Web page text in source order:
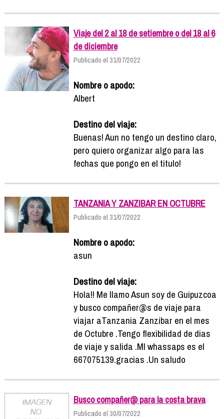
Viaje del 2 al 18 de setiembre o del 18 al 6
de diciembre
Publicado el 31/07/2022
Nombre o apodo:
Albert
Destino del viaje:
Buenas! Aun no tengo un destino claro,
pero quiero organizar algo para las
fechas que pongo en el titulo!
TANZANIA Y ZANZIBAR EN OCTUBRE
Publicado el 31/07/2022
Nombre o apodo:
asun
Destino del viaje:
Hola!! Me llamo Asun soy de Guipuzcoa
y busco compañer@s de viaje para
viajar aTanzania Zanzibar en el mes
de Octubre .Tengo flexibilidad de dias
de viaje y salida .MI whassaps es el
667075139.gracias .Un saludo
Busco compañer@ para la costa brava
Publicado el 30/07/2022